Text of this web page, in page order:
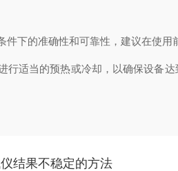
的准确性和可靠性，建议在使用
适当的预热或冷却，以确保设备达
结果不稳定的方法